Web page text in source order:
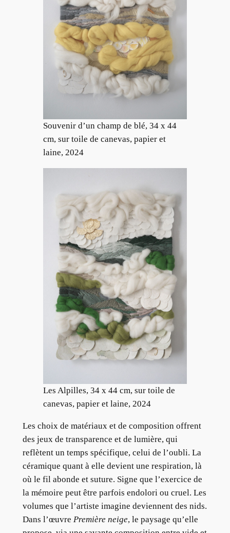
Souvenir d’un champ de blé, 34 x 44
cm, sur toile de canevas, papier et
laine, 2024
Les Alpilles, 34 x 44 cm, sur toile de
canevas, papier et laine, 2024
Les choix de matériaux et de composition offrent
des jeux de transparence et de lumière, qui
reflètent un temps spécifique, celui de l’oubli. La
céramique quant à elle devient une respiration, là
où le fil abonde et suture. Signe que l’exercice de
la mémoire peut être parfois endolori ou cruel. Les
volumes que l’artiste imagine deviennent des nids.
Dans l’œuvre Première neige, le paysage qu’elle